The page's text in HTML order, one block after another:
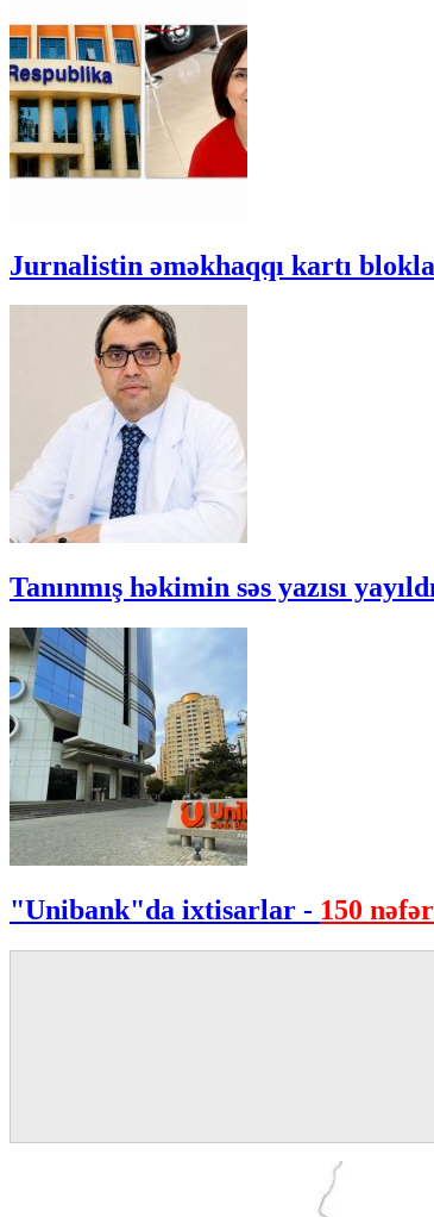
Jurnalistin əməkhaqqı kartı
Tanınmış həkimin səs yazısı
"Unibank"da ixtisarlar - 150